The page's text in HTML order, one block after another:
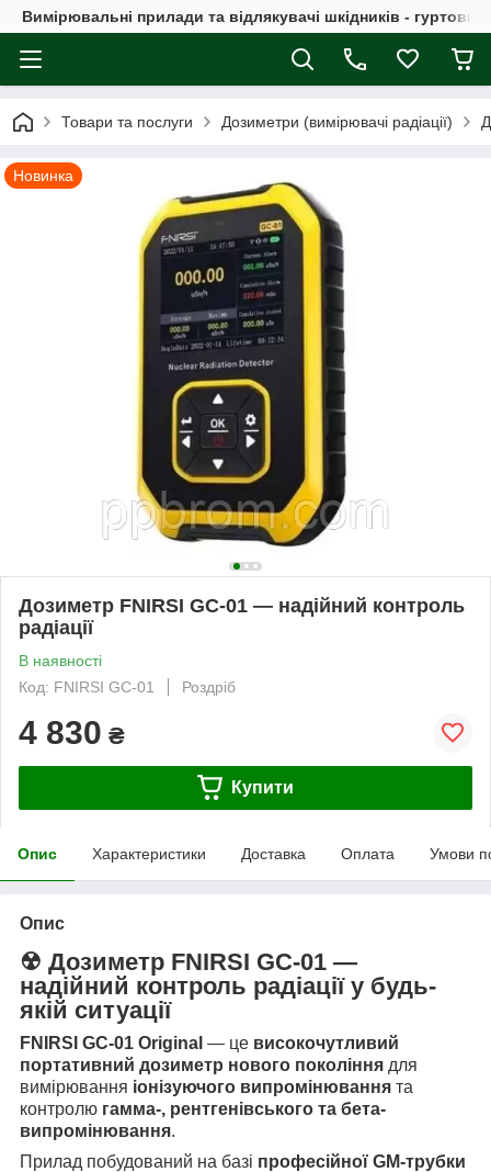
Вимірювальні прилади та відлякувачі шкідників -
Товари та послуги Дозиметри (вимірювачі радіації)
Новинка
Дозиметр FNIRSI GC-01 — надійний контроль
радіації
В наявності
Код: FNIRSI GC-01
Роздріб
4 830 ₴
Купити
Опис Характеристики Доставка Оплата Умови
Опис
☢ Дозиметр FNIRSI GC-01 —
надійний контроль радіації у будь-
якій ситуації
FNIRSI GC-01 Original — це високочутливий
портативний дозиметр нового покоління для
вимірювання іонізуючого випромінювання та
контролю гамма-, рентгенівського та бета-
випромінювання.
Прилад побудований на базі професійної GM-трубки